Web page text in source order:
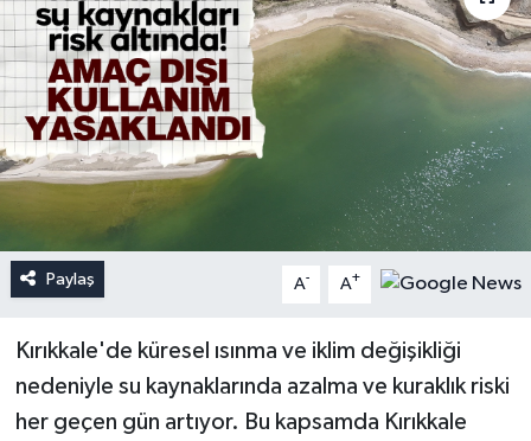
Paylaş A- A+
Kırıkkale'de küresel ısınma ve iklim değişikliği
nedeniyle su kaynaklarında azalma ve kuraklık riski
her geçen gün artıyor. Bu kapsamda Kırıkkale